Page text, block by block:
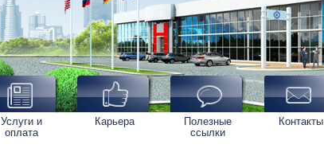
Услуги и
оплата
Карьера Полезные
ссылки
Контакты